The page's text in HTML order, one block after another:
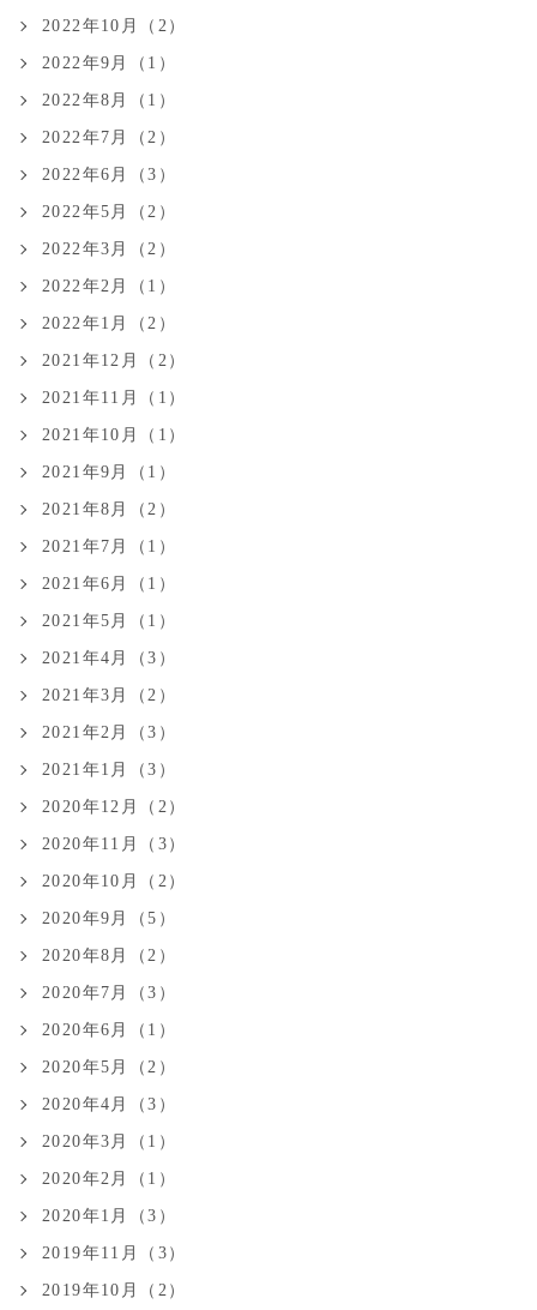
2022年10月（2）
2022年9月（1）
2022年8月（1）
2022年7月（2）
2022年6月（3）
2022年5月（2）
2022年3月（2）
2022年2月（1）
2022年1月（2）
2021年12月（2）
2021年11月（1）
2021年10月（1）
2021年9月（1）
2021年8月（2）
2021年7月（1）
2021年6月（1）
2021年5月（1）
2021年4月（3）
2021年3月（2）
2021年2月（3）
2021年1月（3）
2020年12月（2）
2020年11月（3）
2020年10月（2）
2020年9月（5）
2020年8月（2）
2020年7月（3）
2020年6月（1）
2020年5月（2）
2020年4月（3）
2020年3月（1）
2020年2月（1）
2020年1月（3）
2019年11月（3）
2019年10月（2）